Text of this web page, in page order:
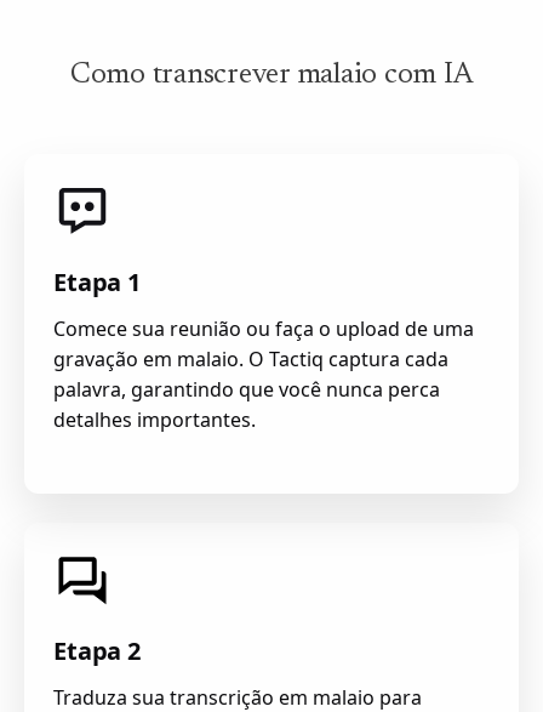
Como transcrever malaio com IA
Etapa 1
Comece sua reunião ou faça o upload de uma
gravação em malaio. O Tactiq captura cada
palavra, garantindo que você nunca perca
detalhes importantes.
Etapa 2
Traduza sua transcrição em malaio para